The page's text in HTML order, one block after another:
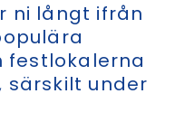
ni långt ifrån
festlokalerna
särskilt under